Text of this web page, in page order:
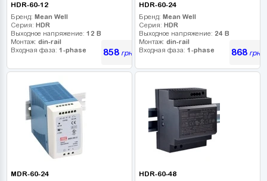
HDR-60-12
Бренд: Mean Well
Серия: HDR
Выходное напряжение: 12 В
Монтаж: din-rail
Входная фаза: 1-phase 858грн
HDR-60-24
Бренд: Mean Well
Серия: HDR
Выходное напряжение: 24 В
Монтаж: din-rail
Входная фаза: 1-phase 868грн
MDR-60-24 HDR-60-48